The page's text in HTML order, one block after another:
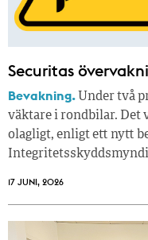
Securitas
Bevakning. Under två
väktare i rondbilar. Det
olagligt, enligt ett nytt
17 JUNI, 2026